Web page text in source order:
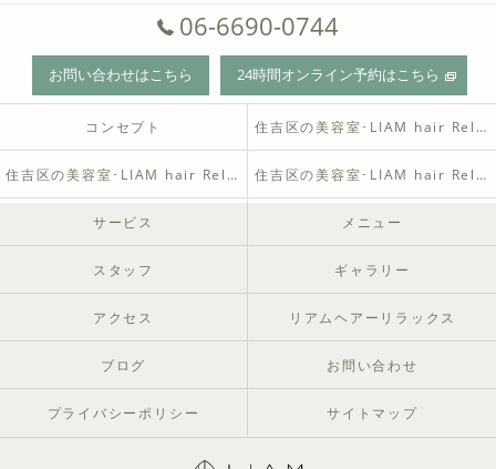
06-6690-0744
お問い合わせはこちら 24時間オンライン予約はこちら
コンセプト 住吉区の美容室･LIAM hair Relaxの口コミ情報
住吉区の美容室･LIAM hair Relaxの評判 住吉区の美容室･LIAM hair Relaxのお客様の声
サービス メニュー
スタッフ ギャラリー
アクセス リアムヘアーリラックス
ブログ お問い合わせ
プライバシーポリシー サイトマップ